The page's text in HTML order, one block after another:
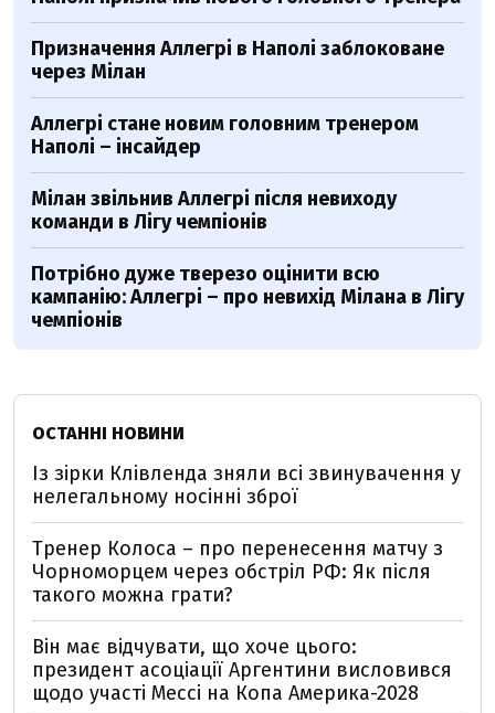
Призначення Аллегрі в Наполі заблоковане
через Мілан
Аллегрі стане новим головним тренером
Наполі – інсайдер
Мілан звільнив Аллегрі після невиходу
команди в Лігу чемпіонів
Потрібно дуже тверезо оцінити всю
кампанію: Аллегрі – про невихід Мілана в Лігу
чемпіонів
ОСТАННІ НОВИНИ
Із зірки Клівленда зняли всі звинувачення у
нелегальному носінні зброї
Тренер Колоса – про перенесення матчу з
Чорноморцем через обстріл РФ: Як після
такого можна грати?
Він має відчувати, що хоче цього:
президент асоціації Аргентини висловився
щодо участі Мессі на Копа Америка-2028